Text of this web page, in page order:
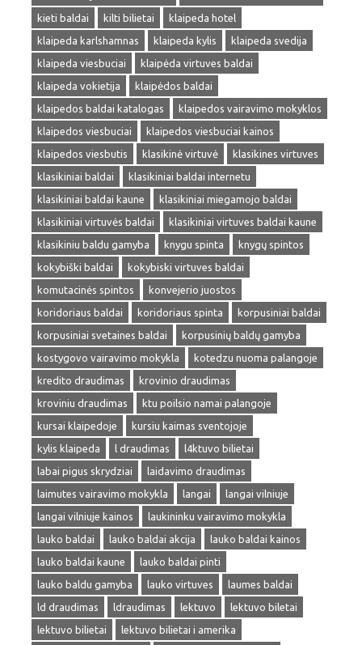
kieti baldai
kilti bilietai
klaipeda hotel
klaipeda karlshamnas
klaipeda kylis
klaipeda svedija
klaipeda viesbuciai
klaipėda virtuves baldai
klaipeda vokietija
klaipėdos baldai
klaipedos baldai katalogas
klaipedos vairavimo mokyklos
klaipedos viesbuciai
klaipedos viesbuciai kainos
klaipedos viesbutis
klasikinė virtuvė
klasikines virtuves
klasikiniai baldai
klasikiniai baldai internetu
klasikiniai baldai kaune
klasikiniai miegamojo baldai
klasikiniai virtuvės baldai
klasikiniai virtuves baldai kaune
klasikiniu baldu gamyba
knygu spinta
knygų spintos
kokybiški baldai
kokybiski virtuves baldai
komutacinės spintos
konvejerio juostos
koridoriaus baldai
koridoriaus spinta
korpusiniai baldai
korpusiniai svetaines baldai
korpusinių baldų gamyba
kostygovo vairavimo mokykla
kotedzu nuoma palangoje
kredito draudimas
krovinio draudimas
kroviniu draudimas
ktu poilsio namai palangoje
kursai klaipedoje
kursiu kaimas sventojoje
kylis klaipeda
l draudimas
l4ktuvo bilietai
labai pigus skrydziai
laidavimo draudimas
laimutes vairavimo mokykla
langai
langai vilniuje
langai vilniuje kainos
laukininku vairavimo mokykla
lauko baldai
lauko baldai akcija
lauko baldai kainos
lauko baldai kaune
lauko baldai pinti
lauko baldu gamyba
lauko virtuves
laumes baldai
ld draudimas
ldraudimas lektuvo
lektuvo biletai
lektuvo bilietai
lektuvo bilietai i amerika